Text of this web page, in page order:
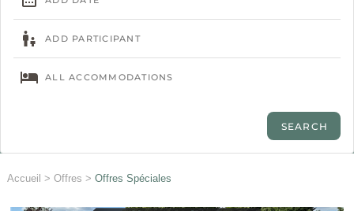
Accueil > Offres > Offres Spéciales